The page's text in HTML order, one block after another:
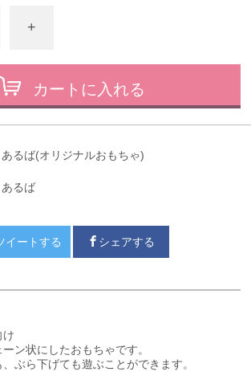
+
カートに入れる
あるば(オリジナルおもちゃ)
あるば
イートする シェアする
ン状にしたおもちゃです。
ぶら下げても遊ぶことができます。